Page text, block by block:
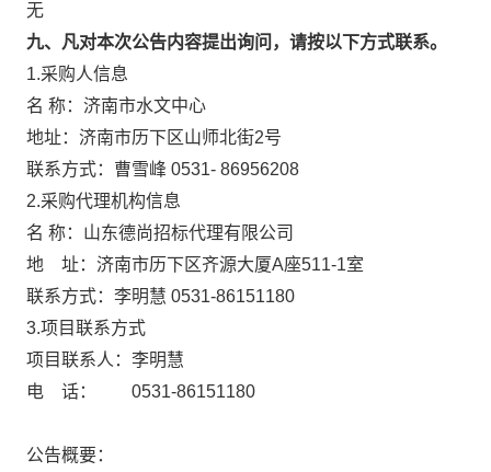
无
九、凡对本次公告内容提出询问，请按以下方式联系。
1.采购人信息
名 称：济南市水文中心
地址：济南市历下区山师北街2号
联系方式：曹雪峰 0531- 86956208
2.采购代理机构信息
名 称：山东德尚招标代理有限公
地 址：济南市历下区齐源大厦A座
联系方式：李明慧 0531-
3.项目联系方式
项目联系人：李明慧
电 话： 0531-86151180
公告概要：